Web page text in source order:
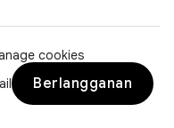
cookies
Berlangganan